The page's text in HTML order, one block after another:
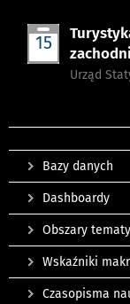
15
Urząd
Bazy danych
Dashboardy
Obszary
Wskaźniki
Czasopisma